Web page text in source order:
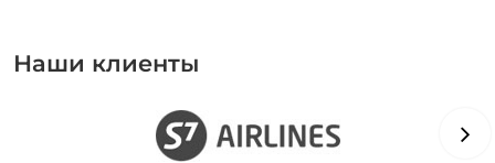
Наши клиенты